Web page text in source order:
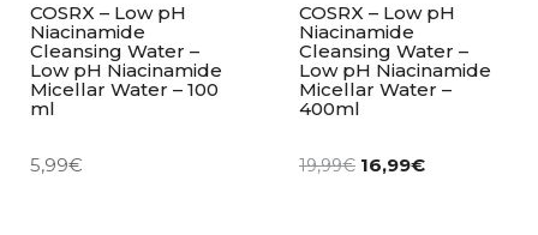
COSRX – Low pH
Niacinamide
Cleansing Water –
Low pH Niacinamide
Micellar Water – 100
ml
5,99€
COSRX – Low pH
Niacinamide
Cleansing Water –
Low pH Niacinamide
Micellar Water –
400ml
19,99€ 16,99€